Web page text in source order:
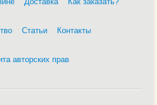
Статьи Контакты
авторских прав